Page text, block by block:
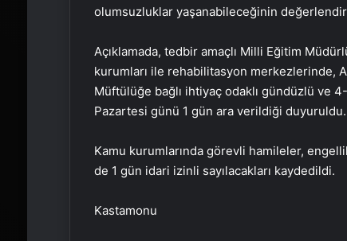
olumsuzluklar yaşanabileceğinin
Açıklamada, tedbir amaçlı Milli Eğitim
kurumları ile rehabilitasyon merkezlerinde,
Müftülüğe bağlı ihtiyaç odaklı gündüzlü ve
Pazartesi günü 1 gün ara verildiği duyuruldu.
Kamu kurumlarında görevli hamileler,
de 1 gün idari izinli sayılacakları kaydedildi.
Kastamonu